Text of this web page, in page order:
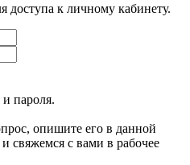
доступа к личному кабинету.
пароля.
опишите его в данной
свяжемся с вами в рабочее